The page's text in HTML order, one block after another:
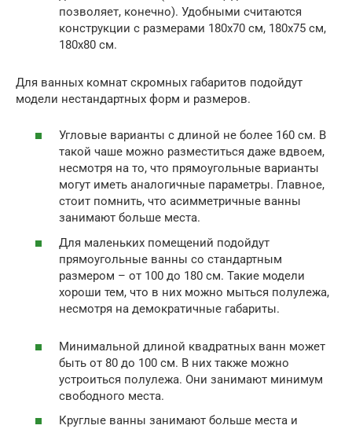
позволяет, конечно). Удобными считаются
конструкции с размерами 180х70 см, 180х75 см,
180х80 см.
Для ванных комнат скромных габаритов подойдут
модели нестандартных форм и размеров.
Угловые варианты с длиной не более 160 см. В
такой чаше можно разместиться даже вдвоем,
несмотря на то, что прямоугольные варианты
могут иметь аналогичные параметры. Главное,
стоит помнить, что асимметричные ванны
занимают больше места.
Для маленьких помещений подойдут
прямоугольные ванны со стандартным
размером – от 100 до 180 см. Такие модели
хороши тем, что в них можно мыться полулежа,
несмотря на демократичные габариты.
Минимальной длиной квадратных ванн может
быть от 80 до 100 см. В них также можно
устроиться полулежа. Они занимают минимум
свободного места.
Круглые ванны занимают больше места и